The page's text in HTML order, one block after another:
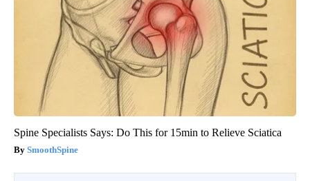
Spine Specialists Says: Do This for 15min to Relieve Sciatica
SmoothSpine